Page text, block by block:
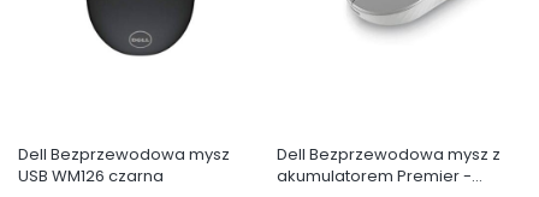
Dell Bezprzewodowa mysz
USB WM126 czarna
Dell Bezprzewodowa mysz z
akumulatorem Premier -